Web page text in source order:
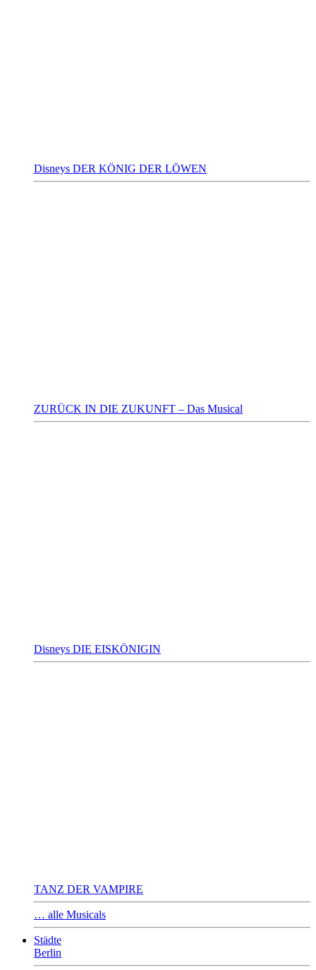
Disneys DER KÖNIG DER LÖWEN
ZURÜCK IN DIE ZUKUNFT – Das Musical
Disneys DIE EISKÖNIGIN
TANZ DER VAMPIRE
… alle Musicals
Städte
Berlin